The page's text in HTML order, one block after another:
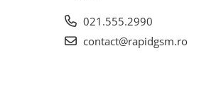
021.555.2990
contact@rapidgsm.ro